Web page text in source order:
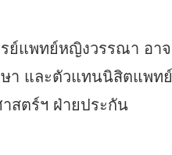
ย์แพทย์หญิงวรรณา อาจ
า และตัวแทนนิสิตแพทย์
สตร์ฯ ฝ่ายประกัน